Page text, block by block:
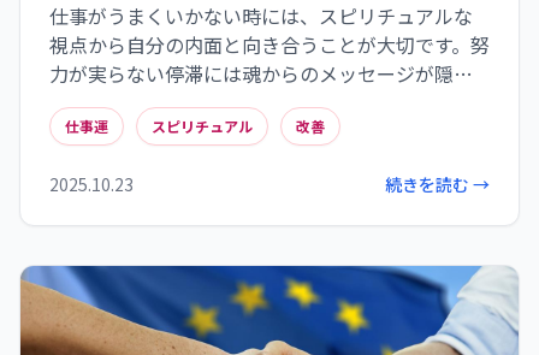
仕事がうまくいかない時には、スピリチュアルな
視点から自分の内面と向き合うことが大切です。努
力が実らない停滞には魂からのメッセージが隠さ
れており、エネルギーブロックが職場での不調和
を生み出していることもあります。本当の天職との
じて波動を高めることで仕事運は好転していきま
す。内なる声に耳を傾け、自分らしい道を歩むこと
しょう。
仕事運 スピリチュアル 改善
2025.10.23 続きを読む →